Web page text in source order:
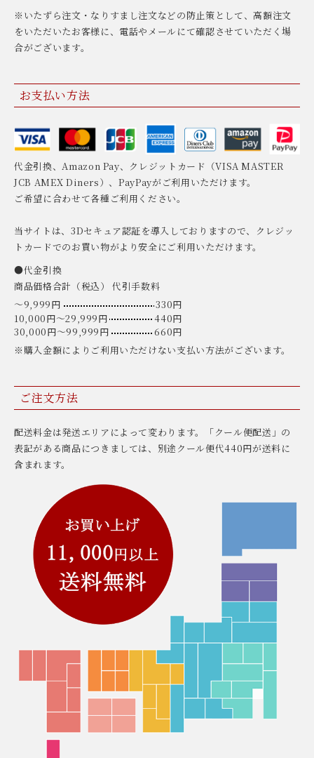
※いたずら注文・なりすまし注文などの防止策として、高額注文
をいただいたお客様に、電話やメールにて確認させていただく場
合がございます。
お支払い方法
代金引換、Amazon Pay、クレジットカード（VISA MASTER
JCB AMEX Diners）、PayPayがご利用いただけます。
ご希望に合わせて各種ご利用ください。
当サイトは、3Dセキュア認証を導入しておりますので、クレジッ
トカードでのお買い物がより安全にご利用いただけます。
●代金引換
商品価格合計（税込） 代引手数料
〜9,999円
330円
10,000円〜29,999円
440円
30,000円〜99,999円
660円
※購入金額によりご利用いただけない支払い方法がございます。
ご注文方法
配送料金は発送エリアによって変わります。「クール便配送」の
表記がある商品につきましては、別途クール便代440円が送料に
含まれます。